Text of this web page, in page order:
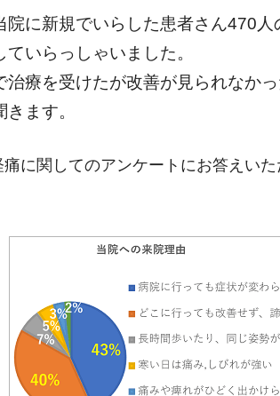
院に新規でいらした患者さん470人
ていらっしゃいました。
治療を受けたが改善が見られなか
ます。
に関してのアンケートにお答えい